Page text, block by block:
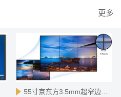
更多
55寸京东方3.5mm超窄边液晶拼接